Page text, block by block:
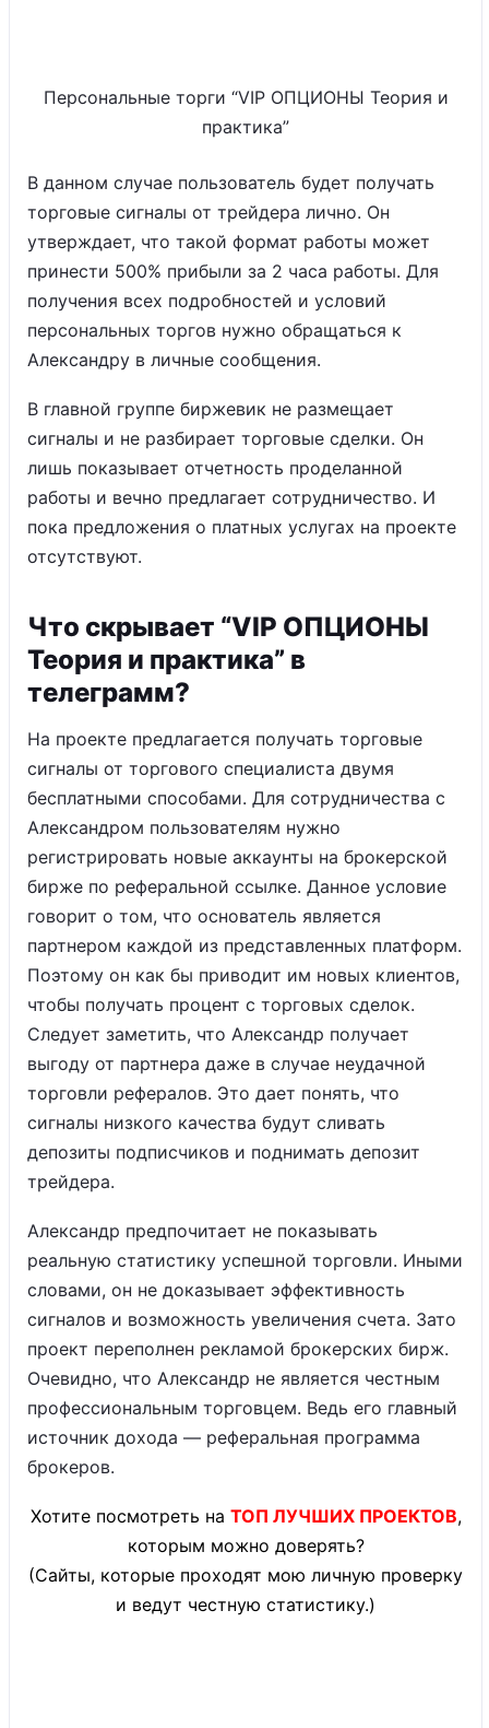
Персональные торги “VIP ОПЦИОНЫ Теория и
практика”
В данном случае пользователь будет получать
торговые сигналы от трейдера лично. Он
утверждает, что такой формат работы может
принести 500% прибыли за 2 часа работы. Для
получения всех подробностей и условий
персональных торгов нужно обращаться к
Александру в личные сообщения.
В главной группе биржевик не размещает
сигналы и не разбирает торговые сделки. Он
лишь показывает отчетность проделанной
работы и вечно предлагает сотрудничество. И
пока предложения о платных услугах на проекте
отсутствуют.
Что скрывает “VIP ОПЦИОНЫ
Теория и практика” в
телеграмм?
На проекте предлагается получать торговые
сигналы от торгового специалиста двумя
бесплатными способами. Для сотрудничества с
Александром пользователям нужно
регистрировать новые аккаунты на брокерской
бирже по реферальной ссылке. Данное условие
говорит о том, что основатель является
партнером каждой из представленных платформ.
Поэтому он как бы приводит им новых клиентов,
чтобы получать процент с торговых сделок.
Следует заметить, что Александр получает
выгоду от партнера даже в случае неудачной
торговли рефералов. Это дает понять, что
сигналы низкого качества будут сливать
депозиты подписчиков и поднимать депозит
трейдера.
Александр предпочитает не показывать
реальную статистику успешной торговли. Иными
словами, он не доказывает эффективность
сигналов и возможность увеличения счета. Зато
проект переполнен рекламой брокерских бирж.
Очевидно, что Александр не является честным
профессиональным торговцем. Ведь его главный
источник дохода — реферальная программа
брокеров.
Хотите посмотреть на ТОП ЛУЧШИХ ПРОЕКТОВ,
которым можно доверять?
(Сайты, которые проходят мою личную проверку
и ведут честную статистику.)